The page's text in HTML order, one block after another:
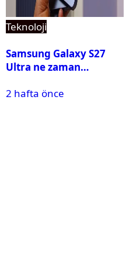
Teknoloji
Samsung Galaxy S27
Ultra ne zaman
çıkış tarihi belli oldu
2 hafta önce